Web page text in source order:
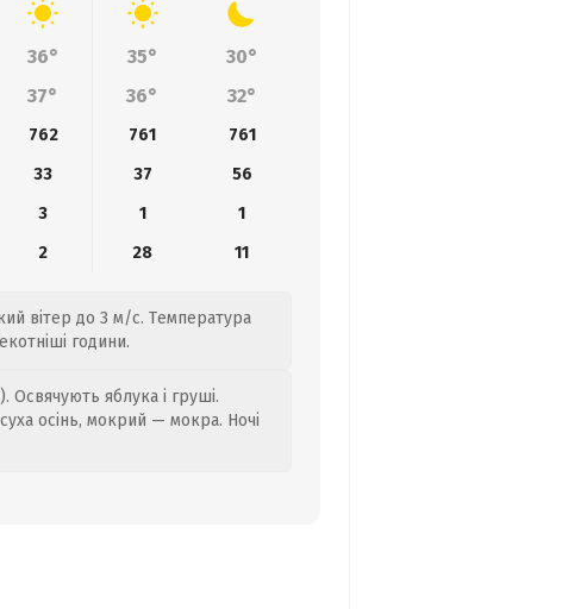
36° 35°
30°
37° 36° 32°
762 761
761
33 37
56
3 1
1
2 28 11
вітер до 3 м/с. Температура
години.
яблука і груші.
осінь, мокрий — мокра. Ночі